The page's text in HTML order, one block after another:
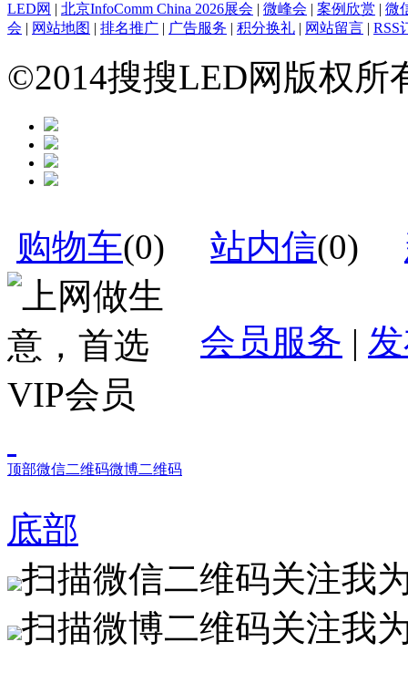
LED网 | 北京InfoComm China 2026展会 | 微峰会 | 案例欣赏 | 微
会 | 网站地图 | 排名推广 | 广告服务 | 积分换礼 | 网站留言 | RSS
©2014搜搜LED网版权
购物车(0) 站内信(0)
会员服务 |
顶部微信二维码微博二维码
底部
扫描微信二维码关注我
扫描微博二维码关注我